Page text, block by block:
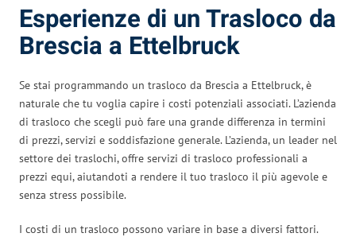
Esperienze di un Trasloco da
Brescia a Ettelbruck
Se stai programmando un trasloco da Brescia a Ettelbruck, è
naturale che tu voglia capire i costi potenziali associati. L’azienda
di trasloco che scegli può fare una grande differenza in termini
di prezzi, servizi e soddisfazione generale. L’azienda, un leader nel
settore dei traslochi, offre servizi di trasloco professionali a
prezzi equi, aiutandoti a rendere il tuo trasloco il più agevole e
senza stress possibile.
I costi di un trasloco possono variare in base a diversi fattori.